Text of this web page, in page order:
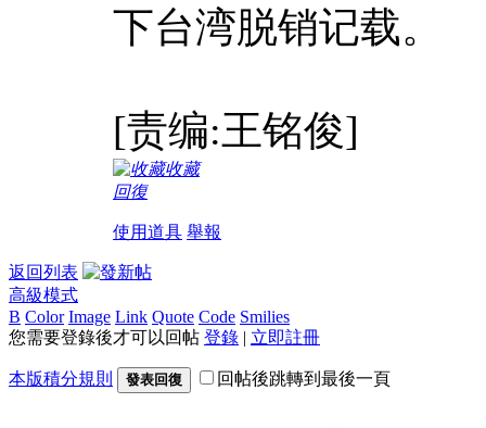
下台湾脱销记载。
[责编:王铭俊]
收藏
回復
使用道具 舉報
返回列表
高級模式
B Color Image Link Quote Code Smilies
您需要登錄後才可以回帖 登錄 | 立即註冊
本版積分規則 發表回復 回帖後跳轉到最後一頁